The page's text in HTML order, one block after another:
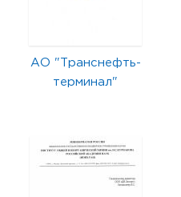
АО "Транснефть-
терминал"